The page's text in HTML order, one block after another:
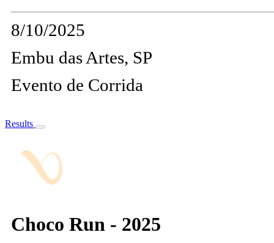
8/10/2025
Embu das Artes, SP
Evento de Corrida
Results
Choco Run - 2025